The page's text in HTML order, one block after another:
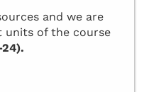
and we are
units of the course